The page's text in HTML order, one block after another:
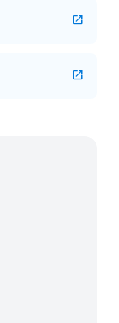
open_in_new
open_in_new